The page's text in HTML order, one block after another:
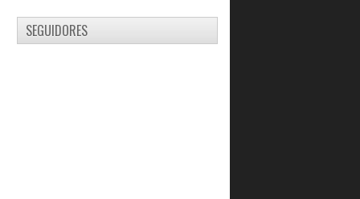
con Atenas de ...
Jhornan Zamora debuta en la LEB
SEGUIDORES